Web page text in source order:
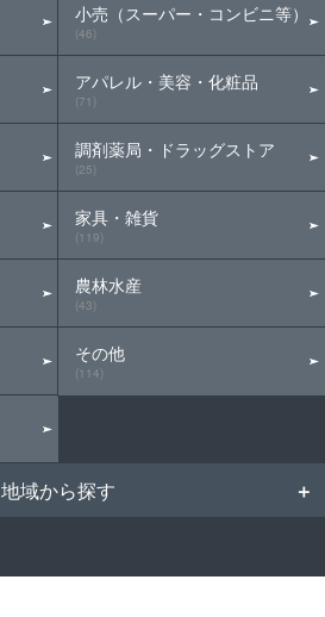
小売（スーパー・コンビニ等）
(46)
アパレル・美容・化粧品
(71)
調剤薬局・ドラッグストア
(25)
家具・雑貨
(119)
農林水産
(43)
その他
(114)
地域から探す